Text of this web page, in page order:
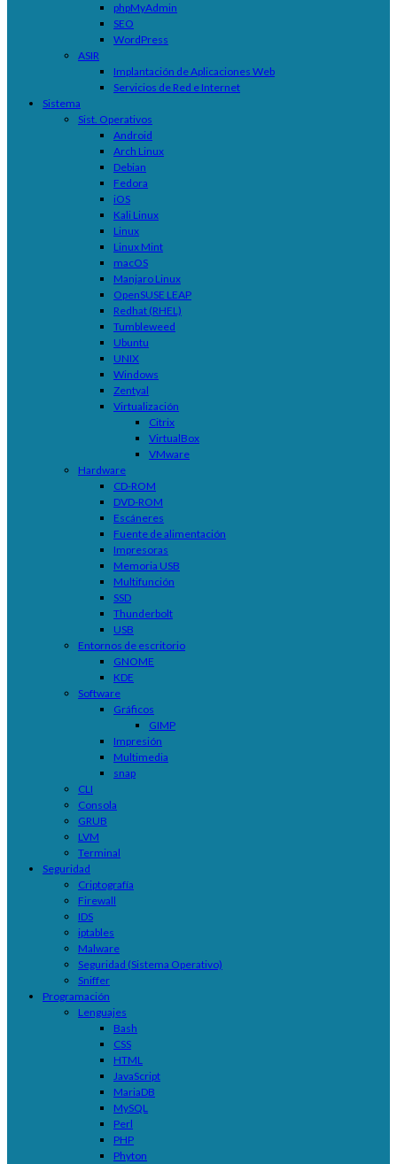
phpMyAdmin
SEO
WordPress
ASIR
Implantación de Aplicaciones Web
Servicios de Red e Internet
Sistema
Sist. Operativos
Android
Arch Linux
Debian
Fedora
iOS
Kali Linux
Linux
Linux Mint
macOS
Manjaro Linux
OpenSUSE LEAP
Redhat (RHEL)
Tumbleweed
Ubuntu
UNIX
Windows
Zentyal
Virtualización
Citrix
VirtualBox
VMware
Hardware
CD-ROM
DVD-ROM
Escáneres
Fuente de alimentación
Impresoras
Memoria USB
Multifunción
SSD
Thunderbolt
USB
Entornos de escritorio
GNOME
KDE
Software
Gráficos
GIMP
Impresión
Multimedia
snap
CLI
Consola
GRUB
LVM
Terminal
Seguridad
Criptografía
Firewall
IDS
iptables
Malware
Seguridad (Sistema Operativo)
Sniffer
Programación
Lenguajes
Bash
CSS
HTML
JavaScript
MariaDB
MySQL
Perl
PHP
Phyton